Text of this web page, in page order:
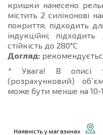
кришки нанесено
містить 2 силіконові
покриття; підходить
індукційні;
стійкість до 280°C
Догляд:
* Увага! В описі
(розрахунковий)
може бути менше на 10-
Наявність у магазинах